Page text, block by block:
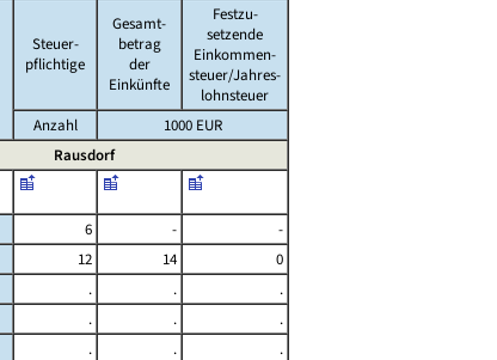
Steuer-
pflichtige
Gesamt-
betrag
der
Einkünfte
Festzu-
setzende
Einkommen-
steuer/Jahres-
lohnsteuer
Anzahl
1000 EUR
Rausdorf
6 -
-
12 14
0
. .
.
. .
.
. .
.